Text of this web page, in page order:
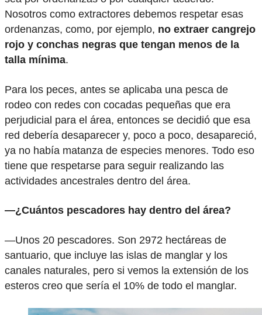
Nosotros como extractores debemos respetar esas
ordenanzas, como, por ejemplo, no extraer cangrejo
rojo y conchas negras que tengan menos de la
talla mínima.
Para los peces, antes se aplicaba una pesca de
rodeo con redes con cocadas pequeñas que era
perjudicial para el área, entonces se decidió que esa
red debería desaparecer y, poco a poco, desapareció,
ya no había matanza de especies menores. Todo eso
tiene que respetarse para seguir realizando las
actividades ancestrales dentro del área.
—¿Cuántos pescadores hay dentro del área?
—Unos 20 pescadores. Son 2972 hectáreas de
santuario, que incluye las islas de manglar y los
canales naturales, pero si vemos la extensión de los
esteros creo que sería el 10% de todo el manglar.